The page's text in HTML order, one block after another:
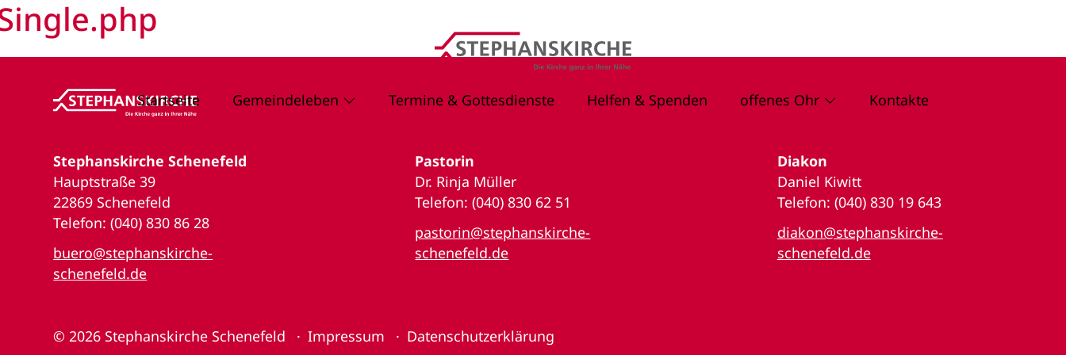
Startseite Gemeindeleben Termine & Gottesdienste Helfen & Spenden offenes Ohr Kontakte
Stephanskirche Schenefeld
Hauptstraße 39
22869 Schenefeld
Telefon: (040) 830 86 28
buero@stephanskirche-
schenefeld.de
Pastorin
Dr. Rinja Müller
Telefon: (040) 830 62 51
pastorin@stephanskirche-
schenefeld.de
Diakon
Daniel Kiwitt
Telefon: (040) 830 19 643
diakon@stephanskirche-
schenefeld.de
© 2026 Stephanskirche Schenefeld Impressum Datenschutzerklärung